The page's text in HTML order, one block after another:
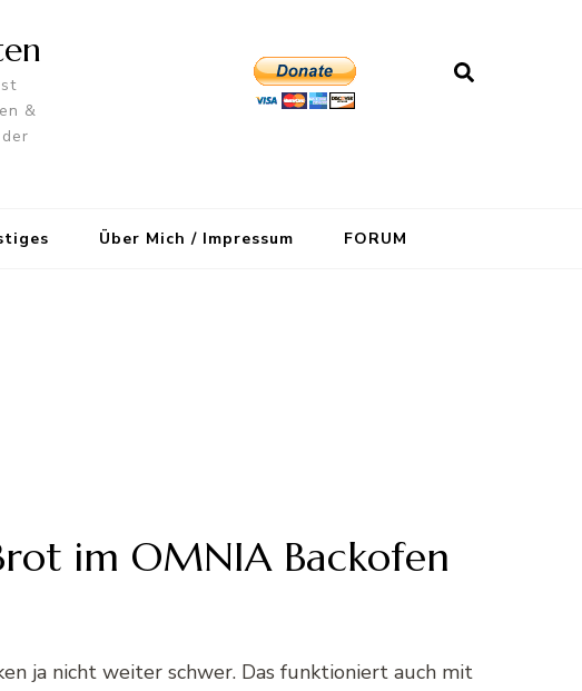
&
Über Mich / Impressum FORUM
im OMNIA Backofen
ja nicht weiter schwer. Das funktioniert auch mit